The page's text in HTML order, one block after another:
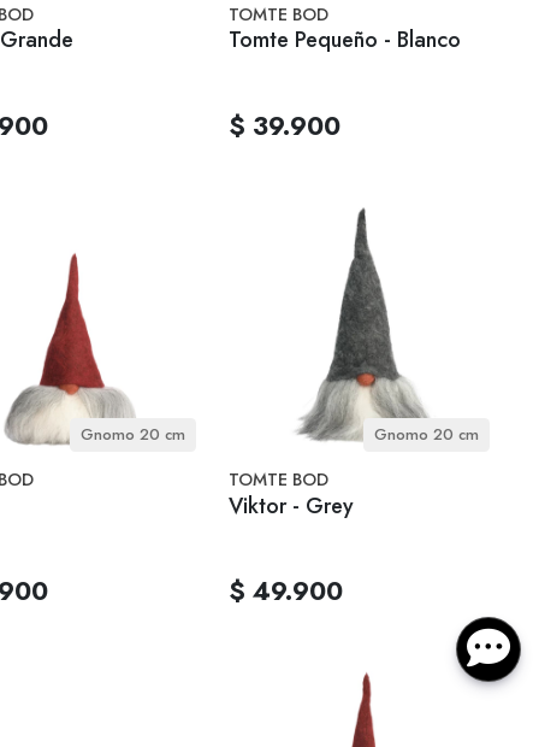
TOMTE BOD
Tomte Pequeño - Blanco
$ 39.900
Gnomo 20 cm Gnomo 20 cm
TOMTE BOD
Viktor - Grey
$ 49.900